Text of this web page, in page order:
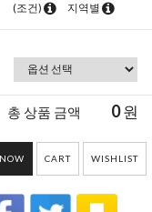
(조건) 지역별
총 상품 금액 0원
CART WISHLIST